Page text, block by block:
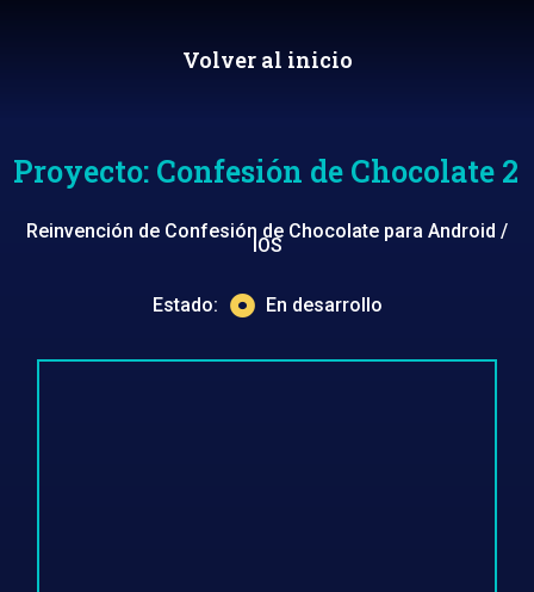
Volver al inicio
Proyecto: Confesión de Chocolate 2
Reinvención de Confesión de Chocolate para Android /
IOS
Estado: En desarrollo